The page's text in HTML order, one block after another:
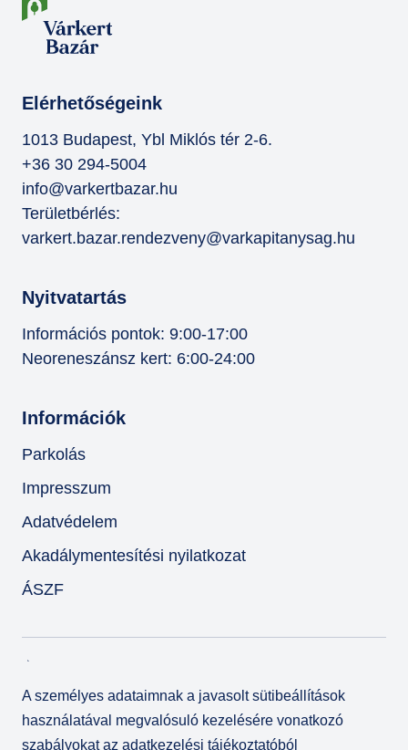
Elérhetőségeink
1013 Budapest, Ybl Miklós tér 2-6.
+36 30 294-5004
info@varkertbazar.hu
Területbérlés:
varkert.bazar.rendezveny@varkapitanysag.hu
Nyitvatartás
Információs pontok: 9:00-17:00
Neoreneszánsz kert: 6:00-24:00
Információk
Parkolás
Impresszum
Adatvédelem
Akadálymentesítési nyilatkozat
ÁSZF
A személyes adataimnak a javasolt sütibeállítások
használatával megvalósuló kezelésére vonatkozó
szabályokat az adatkezelési tájékoztatóból